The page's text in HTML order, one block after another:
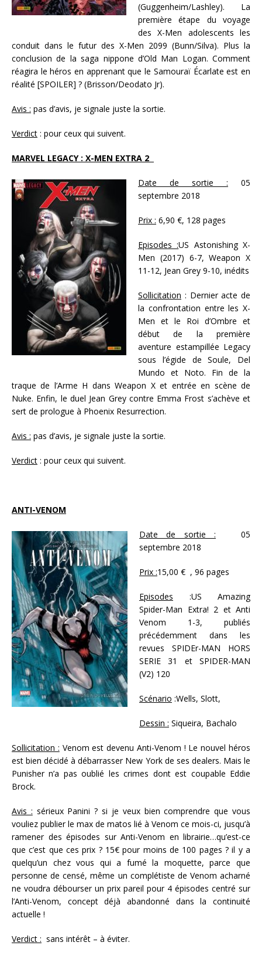
(Guggenheim/Lashley). La
première étape du voyage
des X-Men adolescents les
conduit dans le futur des X-Men 2099 (Bunn/Silva). Plus la
conclusion de la saga nippone d’Old Man Logan. Comment
réagira le héros en apprenant que le Samouraï Écarlate est en
réalité [SPOILER] ? (Brisson/Deodato Jr).
Avis : pas d’avis, je signale juste la sortie.
Verdict : pour ceux qui suivent.
MARVEL LEGACY : X-MEN EXTRA 2
Date de sortie : 05
septembre 2018
Prix : 6,90 €, 128 pages
Episodes :US Astonishing X-
Men (2017) 6-7, Weapon X
11-12, Jean Grey 9-10, inédits
Sollicitation : Dernier acte de
la confrontation entre les X-
Men et le Roi d’Ombre et
début de la première
aventure estampillée Legacy
sous l’égide de Soule, Del
Mundo et Noto. Fin de la
traque de l’Arme H dans Weapon X et entrée en scène de
Nuke. Enfin, le duel Jean Grey contre Emma Frost s’achève et
sert de prologue à Phoenix Resurrection.
Avis : pas d’avis, je signale juste la sortie.
Verdict : pour ceux qui suivent.
ANTI-VENOM
Date de sortie : 05
septembre 2018
Prix :15,00 € , 96 pages
Episodes :US Amazing
Spider-Man Extra! 2 et Anti
Venom 1-3, publiés
précédemment dans les
revues SPIDEr-MAN HORS
SERIE 31 et SPIDER-MAN
(V2) 120
Scénario :Wells, Slott,
Dessin : Siqueira, Bachalo
Sollicitation : Venom est devenu Anti-Venom ! Le nouvel héros
est bien décidé à débarrasser New York de ses dealers. Mais le
Punisher n’a pas oublié les crimes dont est coupable Eddie
Brock.
Avis : sérieux Panini ? si je veux bien comprendre que vous
vouliez publier le max de matos lié à Venom ce mois-ci, jusqu’à
ramener des épisodes sur Anti-Venom en librairie…qu’est-ce
que c’est que ces prix ? 15€ pour moins de 100 pages ? il y a
quelqu’un chez vous qui a fumé la moquette, parce que
personne de censé, même un complétiste de Venom acharné
ne voudra débourser un prix pareil pour 4 épisodes centré sur
l’Anti-Venom, concept déjà abandonné dans la continuité
actuelle !
Verdict : sans intérêt – à éviter.